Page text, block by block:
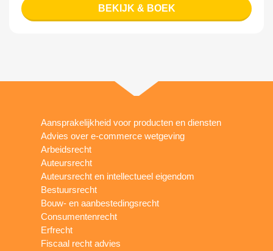
BEKIJK & BOEK
Aansprakelijkheid voor producten en diensten
Advies over e-commerce wetgeving
Arbeidsrecht
Auteursrecht
Auteursrecht en intellectueel eigendom
Bestuursrecht
Bouw- en aanbestedingsrecht
Consumentenrecht
Erfrecht
Fiscaal recht advies